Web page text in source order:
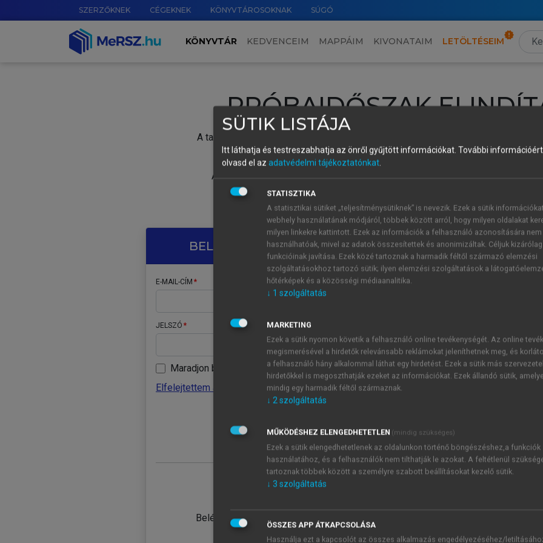
SZERZŐKNEK CÉGEKNEK KÖNYVTÁROSOKNAK SÚGÓ
KÖNYVTÁR KEDVENCEIM MAPPÁIM KIVONATAIM LETÖLTÉSEIM
PRÓBAIDŐSZAK
A tartalom megtekintéséhez lépj be a saját fiókoddal, iskolai azonosítóddal vagy
Új felhasználóként1 óra díjmentes hozzáférésrevagy
A próbaidőszak elindításához,
vagy hozz
A regisztráció után a
BELÉPÉS SAJÁT FIÓKKAL
E-MAIL-CÍM
JELSZÓ
Maradjon belépve
Elfelejtettem a jelszavamat
Belépés intézményi azonosítóval
ÚJ FIÓK
1 óra
JELSZÓ
Kérek értesítést a MeRSZ
Kérek értesítést az
SÜTIK LISTÁJA
Itt láthatja és testreszabhatja az önről gyűjtött információkat. További
olvasd el az adatvédelmi tájékoztatónkat.
STATISZTIKA
A statisztikai sütiket „teljesítménysütiknek” is nevezik. Ezek a sütik
webhely használatának módjáról, többek között arról, hogy milyen oldalakat
milyen linkekre kattintott. Ezek az információk a felhasználó azonosítására nem
használhatóak, mivel az adatok összesítettek és anonimizáltak. Céljuk
funkcióinak javítása. Ezek közé tartoznak a harmadik féltől származó elemzési
szolgáltatásokhoz tartozó sütik; ilyen elemzési szolgáltatások a
hőtérképek és a közösségi médiaanalitika.
↓ 1 szolgáltatás
MARKETING
Ezek a sütik nyomon követik a felhasználó online tevékenységét. Az online
megismerésével a hirdetők relevánsabb reklámokat jeleníthetnek meg, és
a felhasználó hány alkalommal láthat egy hirdetést. Ezek a sütik más
hirdetőkkel is megoszthatják ezeket az információkat. Ezek állandó sütik,
mindig egy harmadik féltől származnak.
↓ 2szolgáltatás
MŰKÖDÉSHEZ ELENGEDHETETLEN (mindig szükséges)
Ezek a sütik elengedhetetlenek az oldalunkon történő böngészéshez,a funkciók
használatához, és a felhasználók nem tilthatják le azokat. A feltétlenül
tartoznak többek között a személyre szabott beállításokat kezelő sütik.
↓ 3 szolgáltatás
ÖSSZES APP ÁTKAPCSOLÁSA
Használja ezt a kapcsolót az összes alkalmazás engedélyezéséhez/